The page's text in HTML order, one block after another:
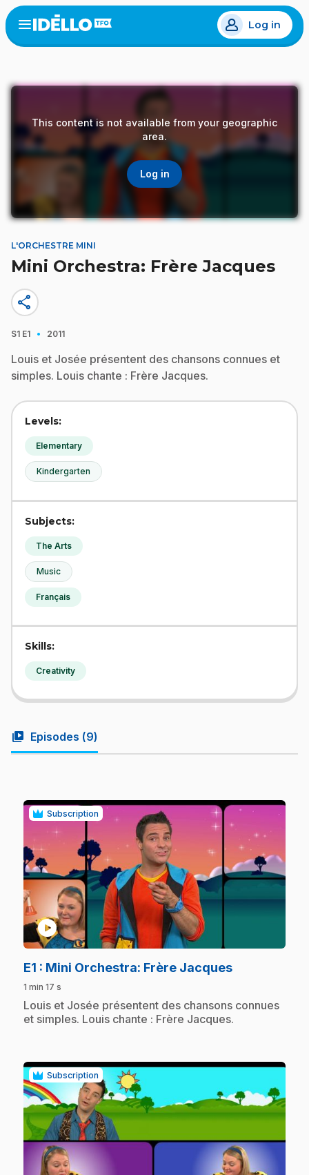
Skip
to
main
Open
menu
Log in
This content is not available from your geographic
area.
Log in
L'ORCHESTRE MINI
Mini Orchestra: Frère Jacques
share
S1 E1 · 2011
Louis et Josée présentent des chansons connues et
simples. Louis chante : Frère Jacques.
Levels:
Elementary
Kindergarten
Subjects:
The Arts
Music
Français
Skills:
Creativity
video_library Episodes (9)
Subscription
play_circle
E1 : Mini Orchestra: Frère Jacques.
1 min 17 s
.Louis et Josée présentent des chansons connues
et simples. Louis chante : Frère Jacques.
Subscription